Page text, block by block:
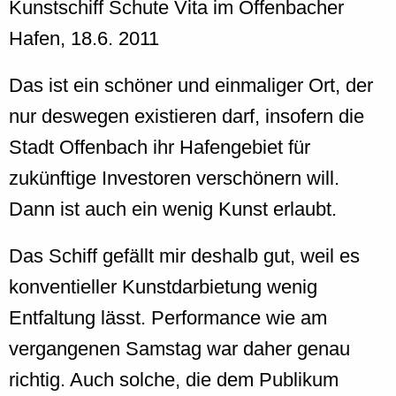
Kunstschiff Schute Vita im Offenbacher
Hafen, 18.6. 2011
Das ist ein schöner und einmaliger Ort, der
nur deswegen existieren darf, insofern die
Stadt Offenbach ihr Hafengebiet für
zukünftige Investoren verschönern will.
Dann ist auch ein wenig Kunst erlaubt.
Das Schiff gefällt mir deshalb gut, weil es
konventieller Kunstdarbietung wenig
Entfaltung lässt. Performance wie am
vergangenen Samstag war daher genau
richtig. Auch solche, die dem Publikum